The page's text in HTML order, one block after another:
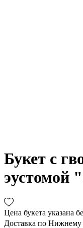
Букет с
эустомой
Цена букета указана
Доставка по